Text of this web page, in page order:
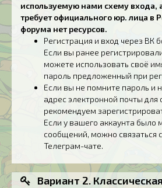
используемую нами схему входа,
требует официального юр. лица в
форума нет ресурсов.
Регистрация и вход через ВК
Если вы ранее
можете использовать своё
пароль предложенный при
Если вы не помните пароль и
адрес электронной почты для
рекомендуем
Если у вашего аккаунта было
сообщений, можно связаться
Телеграм-чате.
Вариант 2.